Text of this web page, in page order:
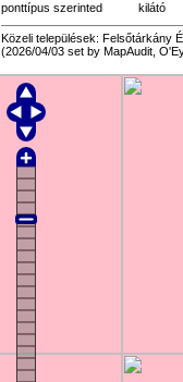
ponttípus szerinted
kilátó
Közeli települések: Felsőtárkány
(2026/04/03 set by MapAudit,